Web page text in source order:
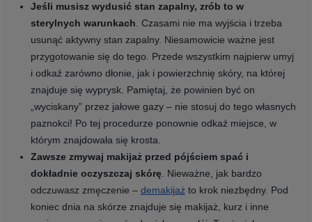
Jeśli musisz wydusić stan zapalny, zrób to w
sterylnych warunkach. Czasami nie ma wyjścia i trzeba
usunąć aktywny stan zapalny. Niesamowicie ważne jest
przygotowanie się do tego. Przede wszystkim najpierw umyj
i odkaź zarówno dłonie, jak i powierzchnię skóry, na której
znajduje się wyprysk. Pamiętaj, że powinien być on
„wyciskany” przez jałowe gazy – nie stosuj do tego własnych
paznokci! Po tej procedurze ponownie odkaź miejsce, w
którym znajdowała się krosta.
Zawsze zmywaj makijaż przed pójściem spać i
dokładnie oczyszczaj skórę. Nieważne, jak bardzo
odczuwasz zmęczenie – demakijażto krok niezbędny. Pod
koniec dnia na skórze znajduje się makijaż, kurz i inne